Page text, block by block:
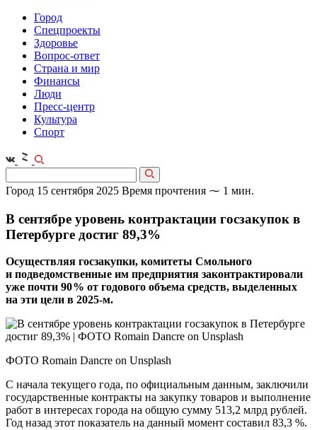
Город
Спецпроекты
Здоровье
Вопрос-ответ
Страна и мир
Финансы
Люди
Пресс-центр
Культура
Спорт
Город 15 сентября 2025 Время прочтения ⁓ 1 мин.
В сентябре уровень контрактации госзакупок в
Петербурге достиг 89,3%
Осуществляя госзакупки, комитеты Смольного
и подведомственные им предприятия законтрактировали
уже почти 90 % от годового объема средств, выделенных
на эти цели в 2025‑м.
ФОТО Romain Dancre on Unsplash
С начала текущего года, по официальным данным, заключили
государственные контракты на закупку товаров и выполнение
работ в интересах города на общую сумму 513,2 млрд рублей.
Год назад этот показатель на данный момент составил 83,3 %.